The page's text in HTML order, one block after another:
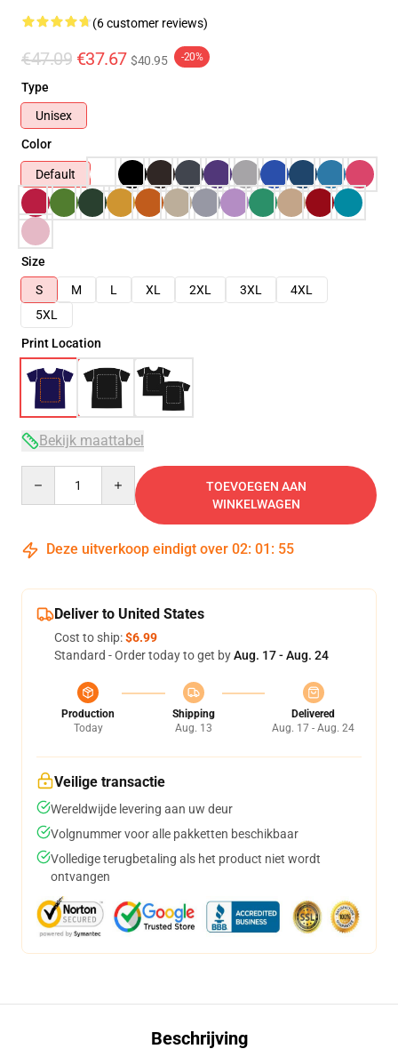
(6 customer reviews)
€47.09 €37.67 $40.95 -20%
Type
Unisex
Color
Default
Size
S
M L XL 2XL 3XL
4XL
5XL
Print Location
Bekijk maattabel
TOEVOEGEN AAN
WINKELWAGEN
Deze uitverkoop eindigt over 02: 01 : 54
Deliver to United States
Cost to ship:$6.99
Standard - Order today to get byAug. 17 - Aug. 24
Production
Today
Shipping
Aug. 13
Delivered
Aug. 17 - Aug. 24
Veilige transactie
Wereldwijde levering aan uw deur
Volgnummer voor alle pakketten beschikbaar
Volledige terugbetaling als het product niet wordt
ontvangen
Beschrijving